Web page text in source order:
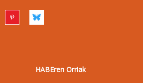
HABEren Orriak